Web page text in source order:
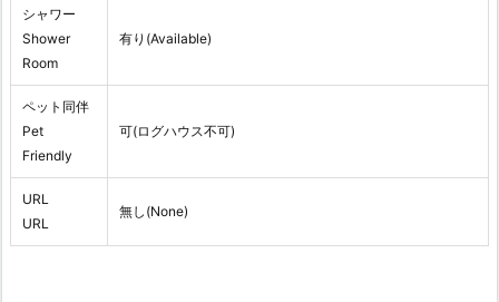
シャワー
Shower
Room
有り(Available)
ペット同伴
Pet
Friendly
可(ログハウス不可)
URL
URL
無し(None)